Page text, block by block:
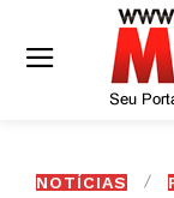
NOTÍCIAS